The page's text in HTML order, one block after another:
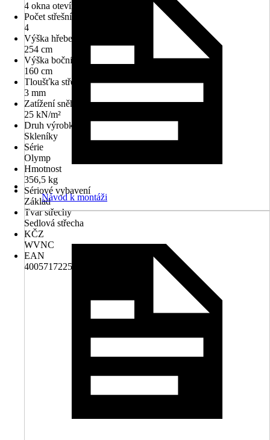
4 okna otevírací
Počet střešních oken
4
Výška hřebenu
254 cm
Výška bočnice
160 cm
Tloušťka střechy
3 mm
Zatížení sněhem
25 kN/m²
Druh výrobku
Skleníky
Série
Olymp
Hmotnost
356,5 kg
Sériové vybavení
Základ
Tvar střechy
Sedlová střecha
KČZ
WVNC
EAN
4005717225933
Návod k montáži